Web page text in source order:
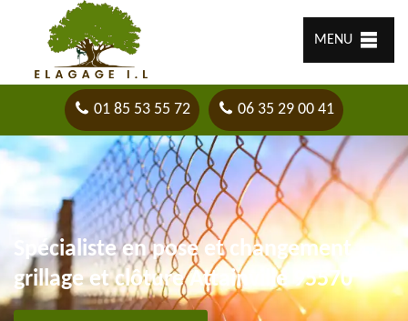
MENU
01 85 53 55 72 06 35 29 00 41
Spécialiste en pose et changement
grillage et clôture Attainville 95570